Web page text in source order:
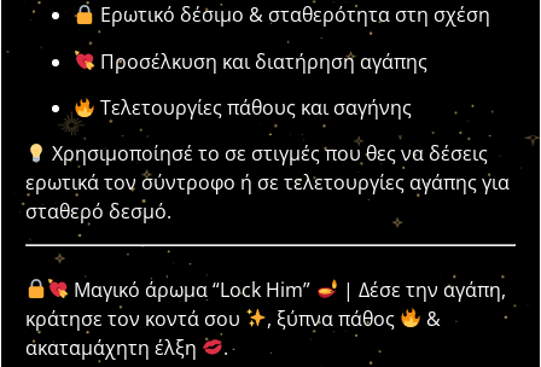
Ερωτικό δέσιμο & σταθερότητα στη σχέση
Προσέλκυση και διατήρηση αγάπης
Τελετουργίες πάθους και σαγήνης
Χρησιμοποίησέ το σε στιγμές που θες να δέσεις
ερωτικά τον σύντροφο ή σε τελετουργίες αγάπης για
σταθερό δεσμό.
Μαγικό άρωμα “Lock Him”
| Δέσε την αγάπη,
κράτησε τον κοντά σου
, ξύπνα πάθος
&
ακαταμάχητη έλξη
.